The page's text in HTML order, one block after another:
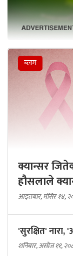
ब्लग
क्यान्सर
हौसलाले
आइतबार, मंसिर १४,
'सुरक्षित' नारा,
शनिबार, असोज ११,